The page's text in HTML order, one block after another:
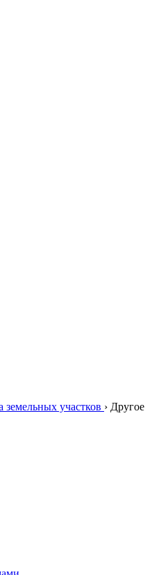
земельных участков › Другое